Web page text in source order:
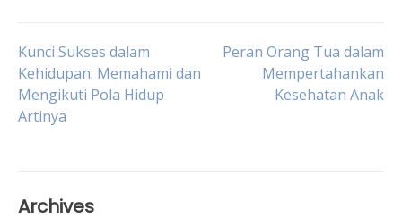
Post
navigation
Kunci Sukses dalam
Kehidupan: Memahami dan
Mengikuti Pola Hidup
Artinya
Peran Orang Tua dalam
Mempertahankan
Kesehatan Anak
Archives